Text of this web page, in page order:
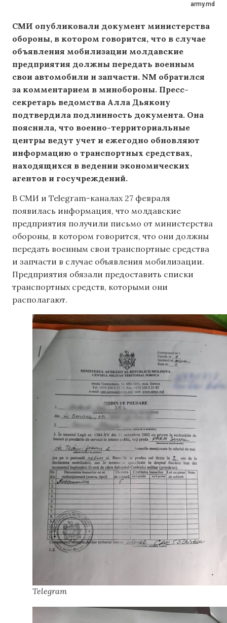
army.md
СМИ опубликовали документ министерства
обороны, в котором говорится, что в случае
объявления мобилизации молдавские
предприятия должны передать военным
свои автомобили и запчасти. NM обратился
за комментарием в минобороны. Пресс-
секретарь ведомства Алла Дьякону
подтвердила подлинность документа. Она
пояснила, что военно-территориальные
центры ведут учет и ежегодно обновляют
информацию о транспортных средствах,
находящихся в ведении экономических
агентов и госучреждений.
В СМИ и Telegram-каналах 27 февраля
появилась информация, что молдавские
предприятия получили письмо от министерства
обороны, в котором говорится, что они должны
передать военным свои транспортные средства
и запчасти в случае объявления мобилизации.
Предприятия обязали предоставить списки
транспортных средств, которыми они
располагают.
Telegram